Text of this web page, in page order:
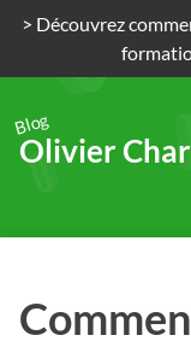
> Découvrez
Blog
Olivier